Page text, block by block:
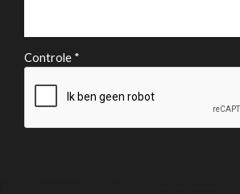
Controle *